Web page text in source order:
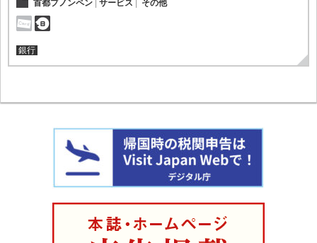
首都プノンペン サービス その他
銀行